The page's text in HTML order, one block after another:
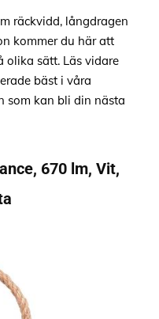
räckvidd, långdragen
kommer du här att
olika sätt. Läs vidare
bäst i våra
som kan bli din nästa
670 lm, Vit,